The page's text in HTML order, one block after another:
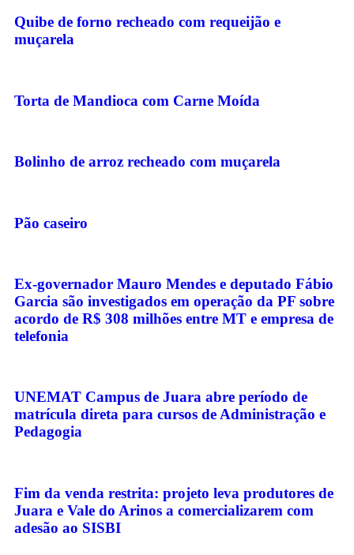
Quibe de forno recheado com requeijão e
muçarela
Torta de Mandioca com Carne Moída
Bolinho de arroz recheado com muçarela
Pão caseiro
Ex-governador Mauro Mendes e deputado Fábio
Garcia são investigados em operação da PF sobre
acordo de R$ 308 milhões entre MT e empresa de
telefonia
UNEMAT Campus de Juara abre período de
matrícula direta para cursos de Administração e
Pedagogia
Fim da venda restrita: projeto leva produtores de
Juara e Vale do Arinos a comercializarem com
adesão ao SISBI